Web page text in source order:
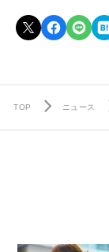
TOP ニュース